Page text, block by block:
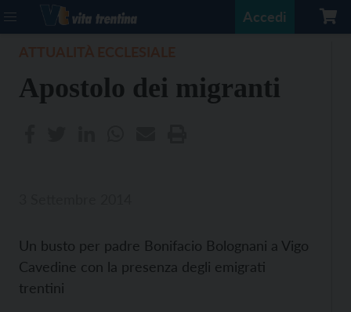
Accedi
Apostolo dei migranti
Un busto per padre Bonifacio Bolognani a Vigo
Cavedine con la presenza degli emigrati
trentini